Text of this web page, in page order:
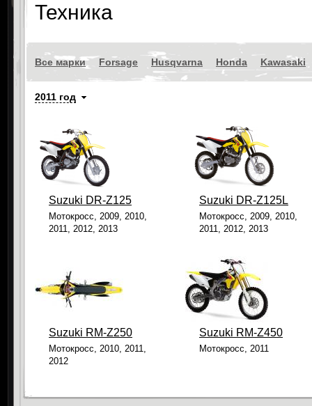
Техника
Все марки Forsage Husqvarna Honda Kawasaki
2011 год
Suzuki DR-Z125
Мотокросс, 2009, 2010,
2011, 2012, 2013
Suzuki DR-Z125L
Мотокросс, 2009, 2010,
2011, 2012, 2013
Suzuki RМ-Z250
Мотокросс, 2010, 2011,
2012
Suzuki RМ-Z450
Мотокросс, 2011